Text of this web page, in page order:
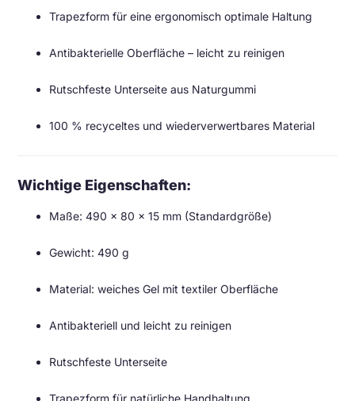
Trapezform für eine ergonomisch optimale Haltung
Antibakterielle Oberfläche – leicht zu reinigen
Rutschfeste Unterseite aus Naturgummi
100 % recyceltes und wiederverwertbares Material
Wichtige Eigenschaften:
Maße: 490 x 80 x 15 mm (Standardgröße)
Gewicht: 490 g
Material: weiches Gel mit textiler Oberfläche
Antibakteriell und leicht zu reinigen
Rutschfeste Unterseite
Trapezform für natürliche Handhaltung